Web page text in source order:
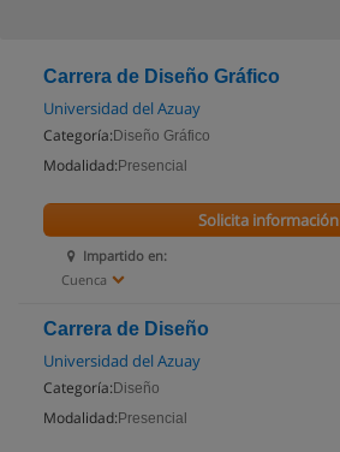
Carrera de Diseño Gráfico
Universidad del Azuay
Categoría: Diseño Gráfico
Modalidad: Presencial
Impartido en:
Cuenca
Solicita información
Carrera de Diseño
Universidad del Azuay
Categoría: Diseño
Modalidad: Presencial